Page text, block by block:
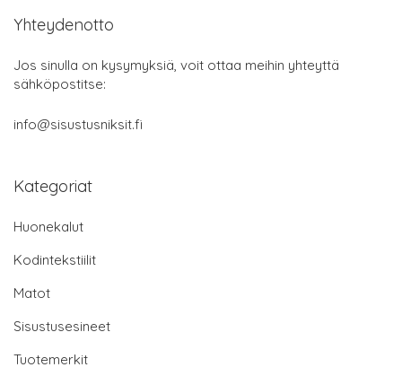
Yhteydenotto
Jos sinulla on kysymyksiä, voit ottaa meihin yhteyttä
sähköpostitse:
info@sisustusniksit.fi
Kategoriat
Huonekalut
Kodintekstiilit
Matot
Sisustusesineet
Tuotemerkit